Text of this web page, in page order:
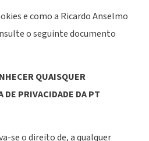
e como a Ricardo Anselmo
o seguinte documento
QUAISQUER
DE PRIVACIDADE DA PT
se o direito de, a qualquer